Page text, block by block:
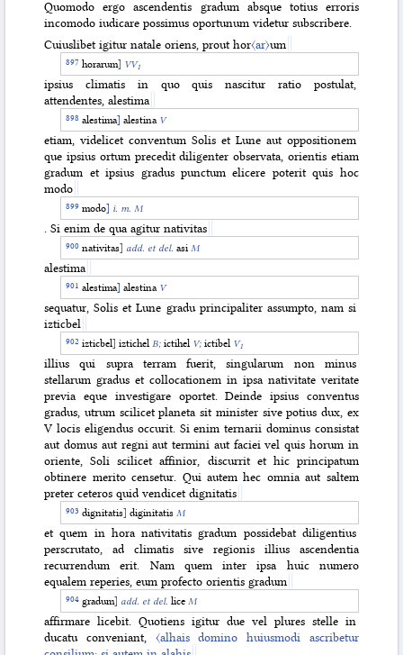
Quomodo ergo ascendentis gradum absque totius erroris
incomodo iudicare possimus oportunum videtur subscribere.
Cuiuslibet igitur natale oriens, prout hor〈ar〉um
horarum] VV1
ipsius climatis in quo quis nascitur ratio postulat,
attendentes, alestima
alestima] alestina V
etiam, videlicet conventum Solis et Lune aut oppositionem
que ipsius ortum precedit diligenter observata, orientis etiam
gradum et ipsius gradus punctum elicere poterit quis hoc
modo
modo] i. m. M
. Si enim de qua agitur nativitas
nativitas] add. et del. asi M
alestima
alestima] alestina V
sequatur, Solis et Lune gradu principaliter assumpto, nam si
izticbel
izticbel] iztichel B;ictihel V;ictibel V1
illius qui supra terram fuerit, singularum non minus
stellarum gradus et collocationem in ipsa nativitate veritate
previa eque investigare oportet. Deinde ipsius conventus
gradus, utrum scilicet planeta sit minister sive potius dux, ex
V locis eligendus occurit. Si enim ternarii dominus consistat
aut domus aut regni aut termini aut faciei vel quis horum in
oriente, Soli scilicet affinior, discurrit et hic principatum
obtinere merito censetur. Qui autem hec omnia aut saltem
preter ceteros quid vendicet dignitatis
dignitatis] diginitatis M
et quem in hora nativitatis gradum possidebat diligentius
perscrutato, ad climatis sive regionis illius ascendentia
recurrendum erit. Nam quem inter ipsa huic numero
equalem reperies, eum profecto orientis gradum
gradum] add. et del. lice M
affirmare licebit. Quotiens igitur due vel plures stelle in
ducatu conveniant, 〈alhais domino huiusmodi ascribetur